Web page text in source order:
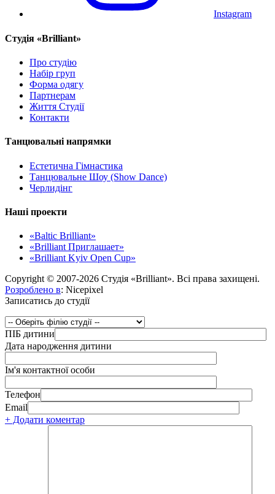
Instagram
Cтудія «Brilliant»
Про студію
Набір груп
Форма одягу
Партнерам
Життя Студії
Контакти
Танцювальні напрямки
Естетична Гімнастика
Танцювальне Шоу (Show Dance)
Черлидінг
Наші проекти
«Baltic Brilliant»
«Brilliant Приглашает»
«Brilliant Kyiv Open Cup»
Copyright © 2007-2026 Студія «Brilliant». Всі права захищені.
Розроблено в: Nicepixel
Записатись до студії
ПІБ дитини
Дата народження дитини
Ім'я контактної особи
Телефон
Email
+ Додати коментар